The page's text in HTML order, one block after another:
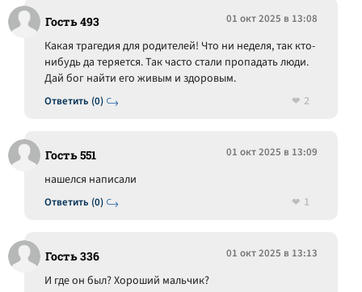
Гость 493 01 окт 2025 в 13:08
Ответить (0)
Какая трагедия для родителей! Что ни неделя, так кто-
нибудь да теряется. Так часто стали пропадать люди.
Дай бог найти его живым и здоровым.
2
Гость 551 01 окт 2025 в 13:09
Ответить (0)
нашелся написали
1
Гость 336 01 окт 2025 в 13:13
И где он был? Хороший мальчик?